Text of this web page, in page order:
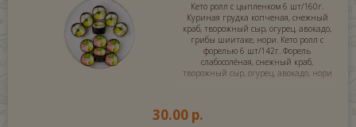
Кето ролл с цыпленком 6 шт/160г.
Куриная грудка копченая, снежный
краб, творожный сыр, огурец, авокадо,
грибы шиитаке, нори. Кето ролл с
форелью 6 шт/142г. Форель
слабосолёная, снежный краб,
творожный сыр, огурец, авокадо, нори
30.00 р.